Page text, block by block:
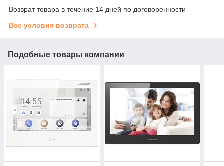
Возврат товара в течение 14 дней по договоренности
Все условия возврата
Подобные товары компании